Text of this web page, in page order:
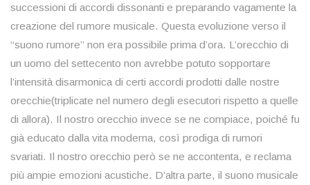
successioni di accordi dissonanti e preparando vagamente la
creazione del rumore musicale. Questa evoluzione verso il
“suono rumore” non era possibile prima d’ora. L’orecchio di
un uomo del settecento non avrebbe potuto sopportare
l’intensità disarmonica di certi accordi prodotti dalle nostre
orecchie(triplicate nel numero degli esecutori rispetto a quelle
di allora). Il nostro orecchio invece se ne compiace, poiché fu
già educato dalla vita moderna, così prodiga di rumori
svariati. Il nostro orecchio però se ne accontenta, e reclama
più ampie emozioni acustiche. D’altra parte, il suono musicale